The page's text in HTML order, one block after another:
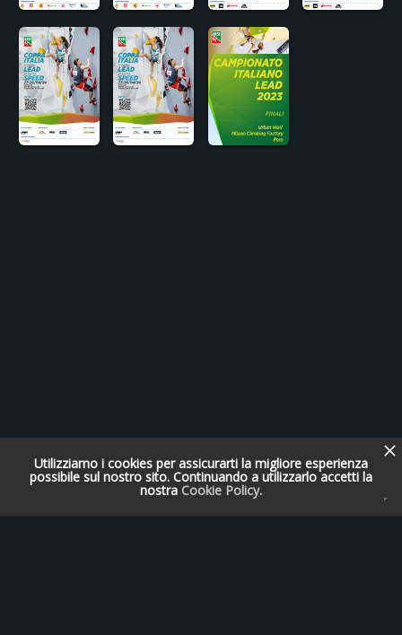
Utilizziamo i cookies per assicurarti la migliore esperienza
possibile sul nostro sito. Continuando a utilizzarlo accetti la
nostra Cookie Policy.